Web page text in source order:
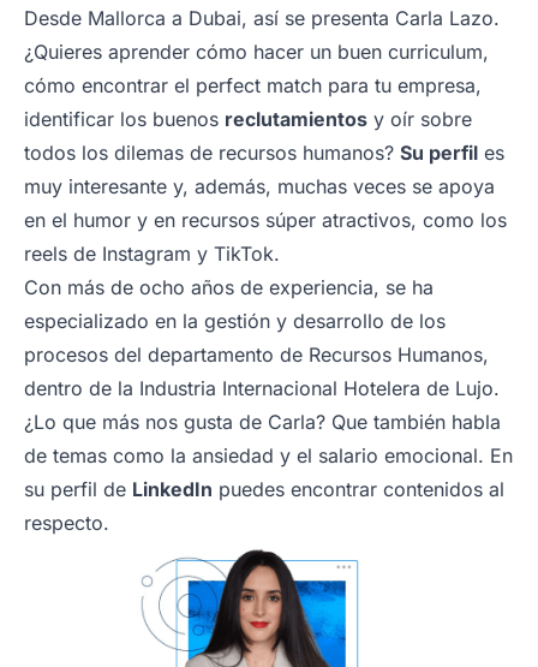
Desde Mallorca a Dubai, así se presenta Carla Lazo.
¿Quieres aprender cómo hacer un buen curriculum,
cómo encontrar el perfect match para tu empresa,
identificar los buenos reclutamientos y oír sobre
todos los dilemas de recursos humanos? Su perfil es
muy interesante y, además, muchas veces se apoya
en el humor y en recursos súper atractivos, como los
reels de Instagram y TikTok.
Con más de ocho años de experiencia, se ha
especializado en la gestión y desarrollo de los
procesos del departamento de Recursos Humanos,
dentro de la Industria Internacional Hotelera de Lujo.
¿Lo que más nos gusta de Carla? Que también habla
de temas como la ansiedad y el salario emocional. En
su perfil de LinkedIn puedes encontrar contenidos al
respecto.